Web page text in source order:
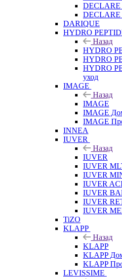
DECLARE
DECLARE
DARIQUE
HYDRO
Назад
HYDRO
HYDRO
HYDRO
уход
IMAGE
Назад
IMAGE
IMAGE
IMAGE
INNEA
IUVER
Назад
IUVER
IUVER
IUVER
IUVER
IUVER
IUVER
IUVER
TiZO
KLAPP
Назад
KLAPP
KLAPP
KLAPP
LEVISSIME